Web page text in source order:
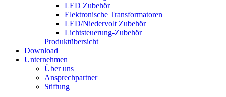
LED Zubehör
Elektronische Transformatoren
LED/Niedervolt Zubehör
Lichtsteuerung-Zubehör
Produktübersicht
Download
Unternehmen
Über uns
Ansprechpartner
Stiftung